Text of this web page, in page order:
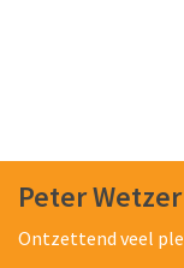
Peter Wetzer
Ontzettend veel